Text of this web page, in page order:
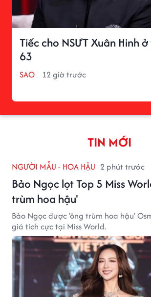
Tiếc cho NSƯT Xuân Hinh
63
SAO 12 giờ trước
TIN MỚI
NGƯỜI MẪU - HOA HẬU 2 phút trước
Bảo Ngọc lọt Top 5 Miss
trùm hoa hậu'
Bảo Ngọc được 'ông trùm hoa hậu'
giá tích cực tại Miss World.